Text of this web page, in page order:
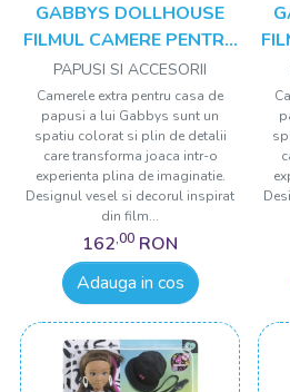
GABBYS DOLLHOUSE
FILMUL CAMERE PENTRU
CASA DE PAPUSI A LUI
GABBY BAIE CU FIGURINE
SI ACCESORII
PAPUSI SI ACCESORII
Camerele extra pentru casa de
papusi a lui Gabbys sunt un
spatiu colorat si plin de detalii
care transforma joaca intr-o
experienta plina de imaginatie.
Designul vesel si decorul inspirat
din film...
162,00 RON
Adauga in cos